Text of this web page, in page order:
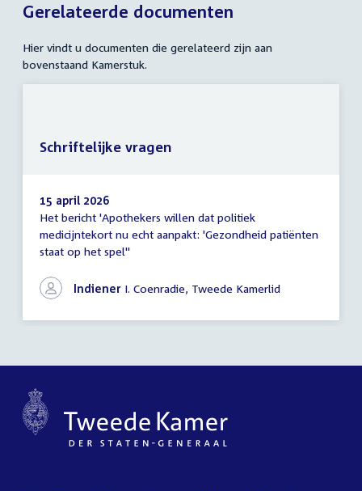
Gerelateerde documenten
Hier vindt u documenten die gerelateerd zijn aan
bovenstaand Kamerstuk.
Schriftelijke
vragen
15 april 2026
Het bericht 'Apothekers willen dat politiek
medicijntekort nu echt aanpakt: 'Gezondheid patiënten
staat op het spel''
Indiener I. Coenradie, Tweede Kamerlid
Schriftelijke vragen